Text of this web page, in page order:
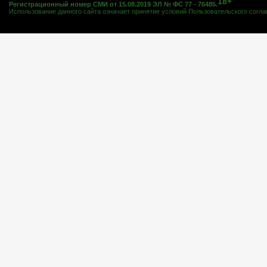
Регистрационный номер СМИ от 15.08.2019 ЭЛ № ФС 77 - 76485.
Использование данного сайта означает принятие условий Пользовательского